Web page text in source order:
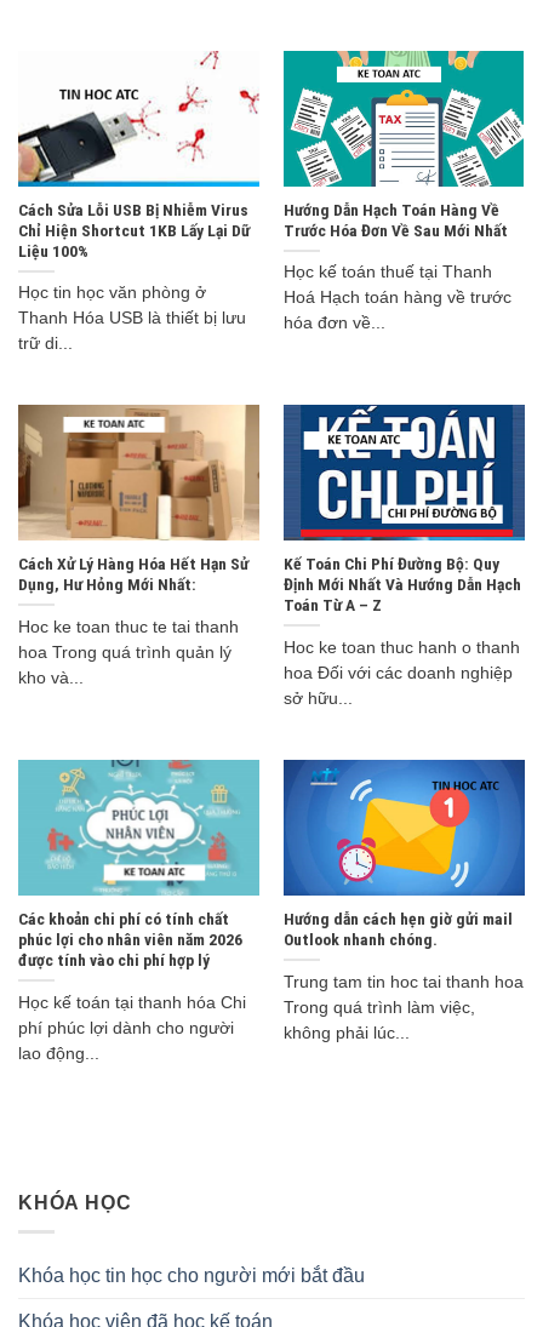
Cách Sửa Lỗi USB Bị Nhiễm Virus
Chỉ Hiện Shortcut 1KB Lấy Lại Dữ
Liệu 100%
Học tin học văn phòng ở
Thanh Hóa USB là thiết bị lưu
trữ di...
Hướng Dẫn Hạch Toán Hàng Về
Trước Hóa Đơn Về Sau Mới Nhất
Học kế toán thuế tại Thanh
Hoá Hạch toán hàng về trước
hóa đơn về...
Cách Xử Lý Hàng Hóa Hết Hạn Sử
Dụng, Hư Hỏng Mới Nhất:
Hoc ke toan thuc te tai thanh
hoa Trong quá trình quản lý
kho và...
Kế Toán Chi Phí Đường Bộ: Quy
Định Mới Nhất Và Hướng Dẫn Hạch
Toán Từ A – Z
Hoc ke toan thuc hanh o thanh
hoa Đối với các doanh nghiệp
sở hữu...
Các khoản chi phí có tính chất
phúc lợi cho nhân viên năm 2026
được tính vào chi phí hợp lý
Học kế toán tại thanh hóa Chi
phí phúc lợi dành cho người
lao động...
Hướng dẫn cách hẹn giờ gửi mail
Outlook nhanh chóng.
Trung tam tin hoc tai thanh hoa
Trong quá trình làm việc,
không phải lúc...
KHÓA HỌC
Khóa học tin học cho người mới bắt đầu
Khóa học viên đã học kế toán